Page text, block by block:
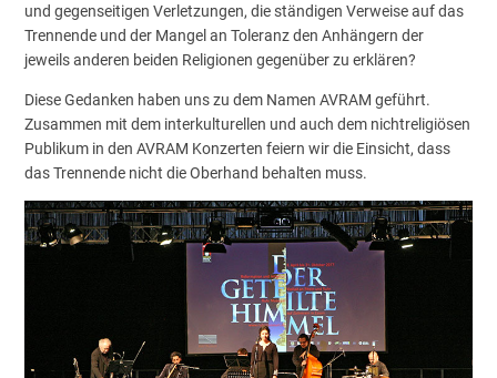
und gegenseitigen Verletzungen, die ständigen Verweise auf das
Trennende und der Mangel an Toleranz den Anhängern der
jeweils anderen beiden Religionen gegenüber zu erklären?
Diese Gedanken haben uns zu dem Namen AVRAM geführt.
Zusammen mit dem interkulturellen und auch dem nichtreligiösen
Publikum in den AVRAM Konzerten feiern wir die Einsicht, dass
das Trennende nicht die Oberhand behalten muss.